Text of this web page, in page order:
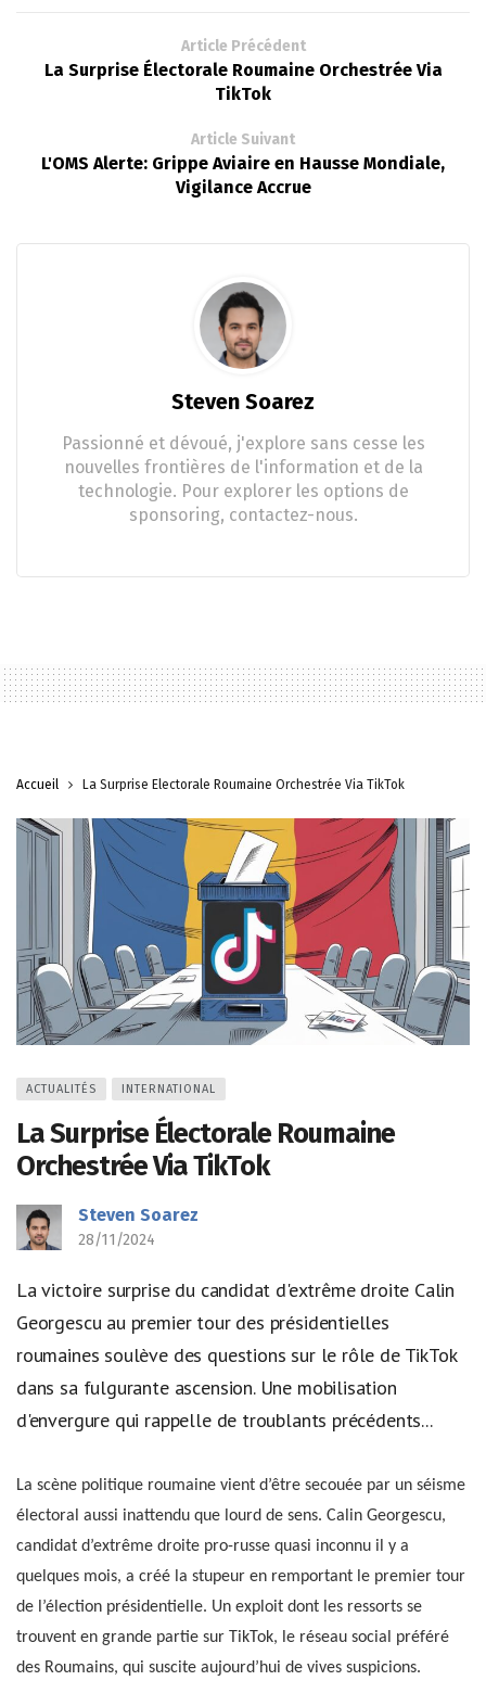
Article Précédent
La Surprise Électorale Roumaine Orchestrée Via
TikTok
Article Suivant
L'OMS Alerte: Grippe Aviaire en Hausse Mondiale,
Vigilance Accrue
Steven Soarez
Passionné et dévoué, j'explore sans cesse les
nouvelles frontières de l'information et de la
technologie. Pour explorer les options de
sponsoring, contactez-nous.
Accueil La Surprise Électorale Roumaine Orchestrée Via TikTok
ACTUALITÉS INTERNATIONAL
La Surprise Électorale Roumaine
Orchestrée Via TikTok
Steven Soarez
28/11/2024
La victoire surprise du candidat d'extrême droite Calin
Georgescu au premier tour des présidentielles
roumaines soulève des questions sur le rôle de TikTok
dans sa fulgurante ascension. Une mobilisation
d'envergure qui rappelle de troublants précédents...
La scène politique roumaine vient d’être secouée par un séisme
électoral aussi inattendu que lourd de sens. Calin Georgescu,
candidat d’extrême droite pro-russe quasi inconnu il y a
quelques mois, a créé la stupeur en remportant le premier tour
de l’élection présidentielle. Un exploit dont les ressorts se
trouvent en grande partie sur TikTok, le réseau social préféré
des Roumains, qui suscite aujourd’hui de vives suspicions.